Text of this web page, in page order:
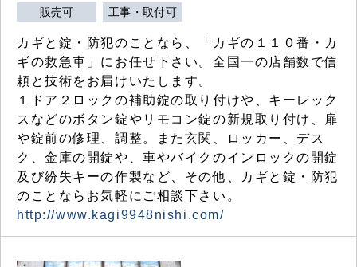
販売可 工事・取付可
カギと錠・防犯のことなら、「カギの１１０番・カ
ギの救急車」にお任せ下さい。全国一の店舗数で信
頼と技術をお届けいたします。
１ドア２ロックの補助錠の取り付けや、キーレック
スなどのボタン錠やリモコン錠の新規取り付け、扉
や錠前の修理、調整。また玄関、ロッカー、デス
ク、金庫の開錠や、車やバイクのインロックの開錠
及び紛失キーの作製など、その他、カギと錠・防犯
のことならお気軽にご相談下さい。
http://www.kagi9948nishi.com/